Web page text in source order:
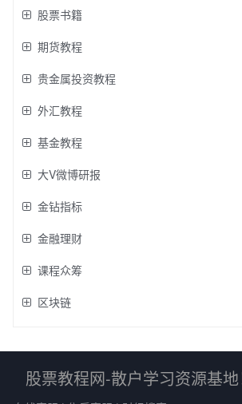
股票书籍
期货教程
贵金属投资教程
外汇教程
基金教程
大V微博研报
金钻指标
金融理财
课程众筹
区块链
股票教程网-散户学习资源基地